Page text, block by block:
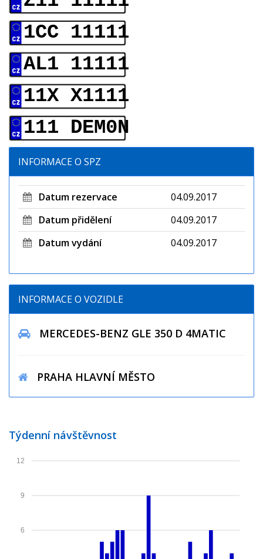
1CC 11111
AL1 11111
11X X1111
111 DEM0N
INFORMACE O SPZ
Datum rezervace
04.09.2017
Datum přidělení
04.09.2017
Datum vydání
04.09.2017
INFORMACE O VOZIDLE
MERCEDES-BENZ GLE 350 D 4MATIC
PRAHA HLAVNÍ MĚSTO
Týdenní návštěvnost
6
9
12